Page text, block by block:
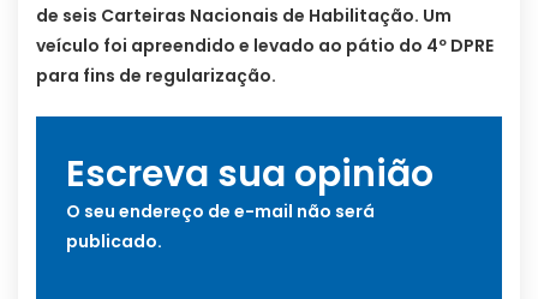
de seis Carteiras Nacionais de Habilitação. Um
veículo foi apreendido e levado ao pátio do 4º DPRE
para fins de regularização.
Escreva sua opinião
O seu endereço de e-mail não será
publicado.